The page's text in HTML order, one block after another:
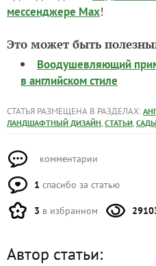
мессенджере Max!
Это может быть
Воодушевляющий
в английском стиле
СТАТЬЯ РАЗМЕЩЕНА В РАЗДЕЛАХ:
ЛАНДШАФТНЫЙ ДИЗАЙН, СТАТЬИ, САДЫ
комментарии
1 спасибо за статью
3 в избранном
Автор статьи: